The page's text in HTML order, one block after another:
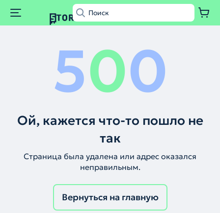
500
Ой, кажется что-то пошло не
так
Страница была удалена или адрес оказался
неправильным.
Вернуться на главную